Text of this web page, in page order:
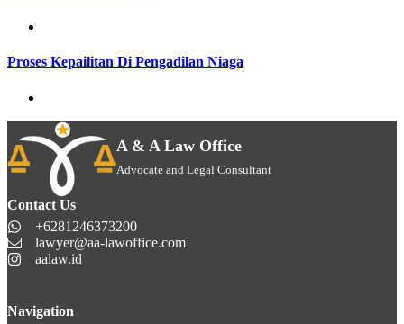
Proses Kepailitan Di Pengadilan Niaga
A & A Law Office
Advocate and Legal Consultant
Contact Us
+6281246373200
lawyer@aa-lawoffice.com
aalaw.id
Navigation